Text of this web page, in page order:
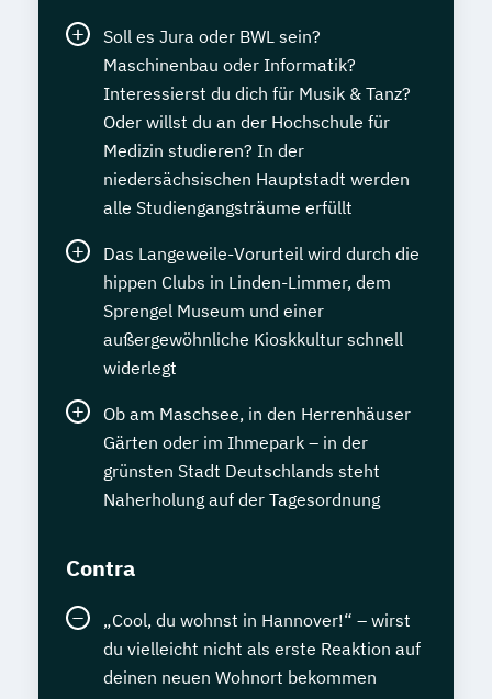
Soll es Jura oder BWL sein?
Maschinenbau oder Informatik?
Interessierst du dich für Musik & Tanz?
Oder willst du an der Hochschule für
Medizin studieren? In der
niedersächsischen Hauptstadt werden
alle Studiengangsträume erfüllt
Das Langeweile-Vorurteil wird durch die
hippen Clubs in Linden-Limmer, dem
Sprengel Museum und einer
außergewöhnliche Kioskkultur schnell
widerlegt
Ob am Maschsee, in den Herrenhäuser
Gärten oder im Ihmepark – in der
grünsten Stadt Deutschlands steht
Naherholung auf der Tagesordnung
Contra
„Cool, du wohnst in Hannover!“ – wirst
du vielleicht nicht als erste Reaktion auf
deinen neuen Wohnort bekommen